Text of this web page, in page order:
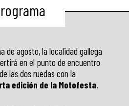
de agosto, la localidad gallega
en el punto de encuentro
las dos ruedas con la
edición de la Motofesta.